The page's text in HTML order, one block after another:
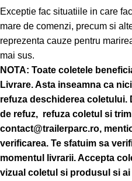
Exceptie fac situatiile in care
mare de comenzi, precum si
reprezenta cauze pentru
mai sus.
NOTA: Toate coletele
Livrare. Asta inseamna ca
refuza deschiderea coletului.
de refuz, refuza coletul si
contact@trailerparc.ro,
verificarea. Te sfatuim sa
momentul livrarii. Accepta
vizual coletul si produsul si